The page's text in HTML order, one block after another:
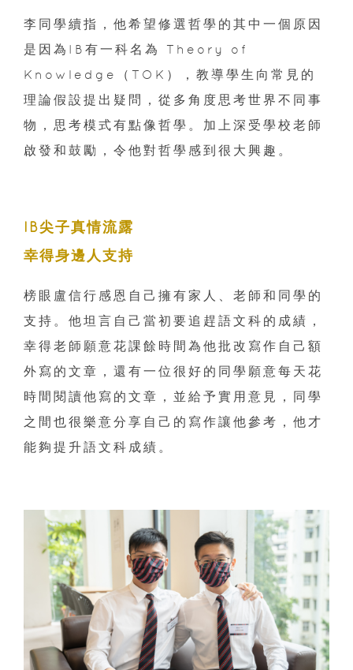
李同學續指，他希望修選哲學的其中一個原因
是因為IB有一科名為 Theory of
Knowledge（TOK），教導學生向常見的
理論假設提出疑問，從多角度思考世界不同事
物，思考模式有點像哲學。加上深受學校老師
啟發和鼓勵，令他對哲學感到很大興趣。
IB尖子真情流露
幸得身邊人支持
榜眼盧信行感恩自己擁有家人、老師和同學的
支持。他坦言自己當初要追趕語文科的成績，
幸得老師願意花課餘時間為他批改寫作自己額
外寫的文章，還有一位很好的同學願意每天花
時間閱讀他寫的文章，並給予實用意見，同學
之間也很樂意分享自己的寫作讓他參考，他才
能夠提升語文科成績。